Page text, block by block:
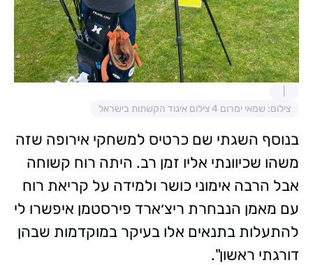
צילום: שמאי ימרום 4 צילום איגוד הקשתות בישראל
בנוסף השגתי שם כרטיס למשחקי אירופה שזה
משהו שכיוונתי אליו זמן רב. היתה רוח קשוחה
אבל הרבה אימוני כושר ולמידה על קריאת רוח
עם מאמן הנבחרת ריצ׳ארד פירסטמן איפשרו לי
להתעלות בתנאים אלו בעיקר במוקדמות שבהן
דורגתי ראשון".